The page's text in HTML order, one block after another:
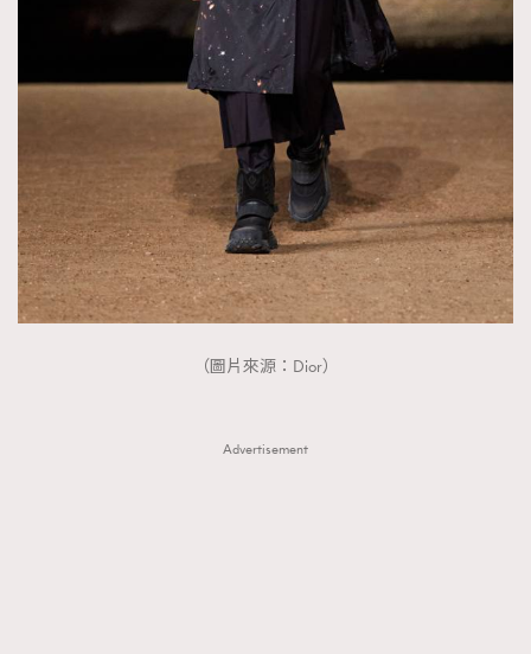
（圖片來源：Dior）
Advertisement